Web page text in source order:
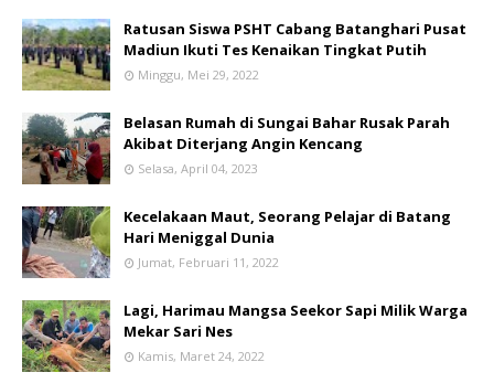
Ratusan Siswa PSHT Cabang Batanghari Pusat
Madiun Ikuti Tes Kenaikan Tingkat Putih
Minggu, Mei 29, 2022
Belasan Rumah di Sungai Bahar Rusak Parah
Akibat Diterjang Angin Kencang
Selasa, April 04, 2023
Kecelakaan Maut, Seorang Pelajar di Batang
Hari Meniggal Dunia
Jumat, Februari 11, 2022
Lagi, Harimau Mangsa Seekor Sapi Milik Warga
Mekar Sari Nes
Kamis, Maret 24, 2022